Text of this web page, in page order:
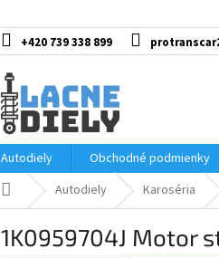
+420 739 338 899
Autodiely
Obchodné podmienky
DomovAutodiely Karoséria
1K0959704J Motor